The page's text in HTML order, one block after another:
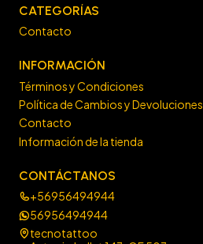
CATEGORÍAS
Contacto
INFORMACIÓN
Términos y Condiciones
Política de Cambios y Devoluciones
Contacto
Información de la tienda
CONTÁCTANOS
+56956494944
56956494944
tecnotattoo